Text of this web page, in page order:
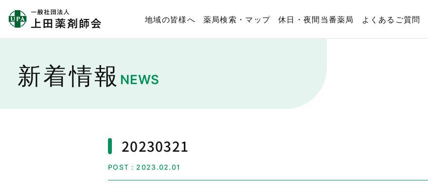
地域の皆様へ 薬局検索・マップ 休日・夜間当番薬局 よくあるご質問
新着情報 NEWS
20230321
POST：2023.02.01